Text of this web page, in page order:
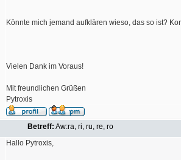
Könnte mich jemand aufklären wieso, das so ist?
Vielen Dank im Voraus!
Mit freundlichen Grüßen
Pytroxis
Betreff: Aw:ra, ri, ru, re, ro
Hallo Pytroxis,